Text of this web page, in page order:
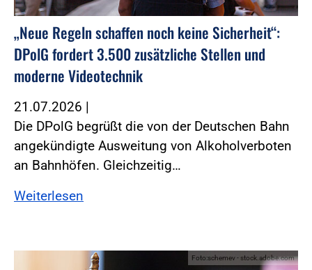
„Neue Regeln schaffen noch keine Sicherheit“:
DPolG fordert 3.500 zusätzliche Stellen und
moderne Videotechnik
21.07.2026 |
Die DPolG begrüßt die von der Deutschen Bahn
angekündigte Ausweitung von Alkoholverboten
an Bahnhöfen. Gleichzeitig…
Weiterlesen
Foto:schemev - stock.adobe.com